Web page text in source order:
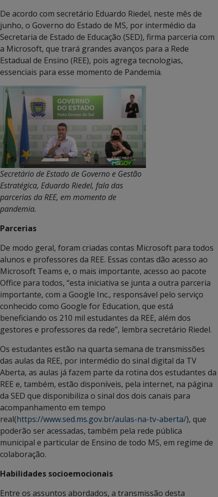
De acordo com secretário Eduardo Riedel, neste mês de
junho, o Governo do Estado de MS, por intermédio da
Secretaria de Estado de Educação (SED), firma parceria com
a Microsoft, que trará grandes avanços para a Rede
Estadual de Ensino (REE), pois agrega tecnologias,
essenciais para esse momento de Pandemia.
Secretário de Estado de Governo e Gestão
Estratégica, Eduardo Riedel, fala das
parcerias da REE, em momento de
pandemia.
Parcerias
De modo geral, foram criadas contas Microsoft para todos
alunos e professores da REE. Essas contas dão acesso ao
Microsoft Teams e, o mais importante, acesso ao pacote
Office para todos, “esta iniciativa se junta a outra parceria
importante, com a Google Inc., responsável pelo serviço
conhecido como Google for Education, que está
beneficiando os 210 mil estudantes da REE, além dos
gestores e professores da rede”, lembra secretário Riedel.
Os estudantes estão na quarta semana de transmissões
das aulas da REE, por intermédio do sinal digital da TV
Aberta, as aulas já fazem parte da rotina dos estudantes da
REE e, também, estão disponíveis, pela internet, na página
da SED que disponibiliza o sinal dos dois canais para
acompanhamento em tempo
real(https://www.sed.ms.gov.br/aulas-na-tv-aberta/), que
poderão ser acessadas, também pela rede pública
municipal e particular de Ensino de todo MS, em regime de
colaboração.
Habilidades socioemocionais
Entre os assuntos abordados, a transmissão desta